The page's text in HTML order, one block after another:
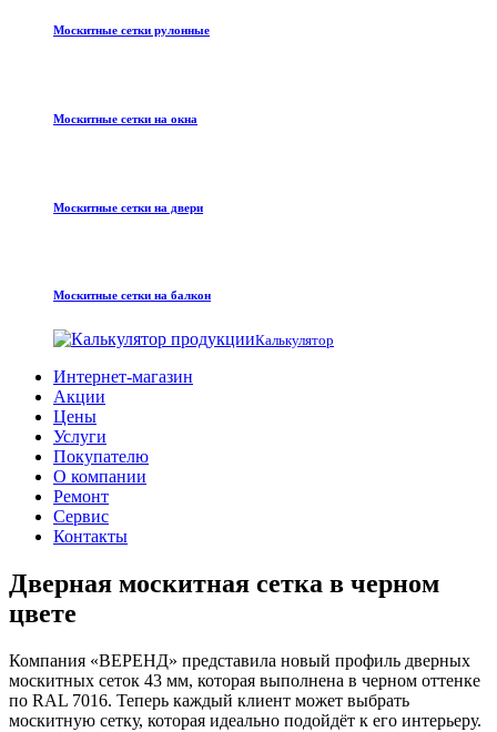
Москитные сетки рулонные
Москитные сетки на окна
Москитные сетки на двери
Москитные сетки на балкон
Калькулятор
Интернет-магазин
Акции
Цены
Услуги
Покупателю
О компании
Ремонт
Сервис
Контакты
Дверная москитная сетка в черном
цвете
Компания «ВЕРЕНД» представила новый профиль дверных
москитных сеток 43 мм, которая выполнена в черном оттенке
по RAL 7016. Теперь каждый клиент может выбрать
москитную сетку, которая идеально подойдёт к его интерьеру.